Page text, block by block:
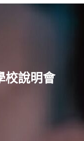
校說明會